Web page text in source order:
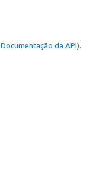
Documentação da API).